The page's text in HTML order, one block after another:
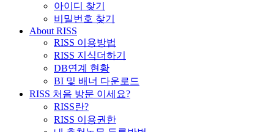
아이디 찾기
비밀번호 찾기
About RISS
RISS 이용방법
RISS 지식더하기
DB연계 현황
BI 및 배너 다운로드
RISS 처음 방문 이세요?
RISS란?
RISS 이용권한